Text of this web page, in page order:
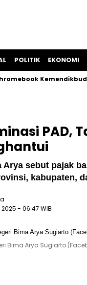
POLITIK EKONOMI
Kemendikbud Jadi
Arya sebut pajak
kabupaten,
- 06:47 WIB
Bima Arya Sugiarto